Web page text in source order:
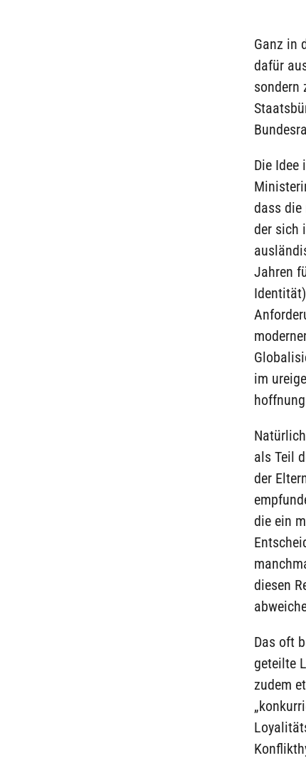
Ganz in
dafür
sondern
Die Idee
dass die
der sich
Jahren
im
als Teil
der
die ein
diesen
Das oft
geteilte
zudem